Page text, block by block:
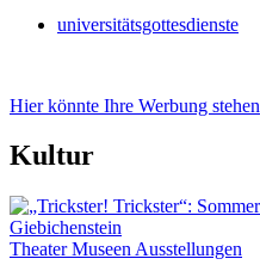
universitätsgottesdienste
Hier könnte Ihre Werbung stehen
Kultur
Theater Museen Ausstellungen